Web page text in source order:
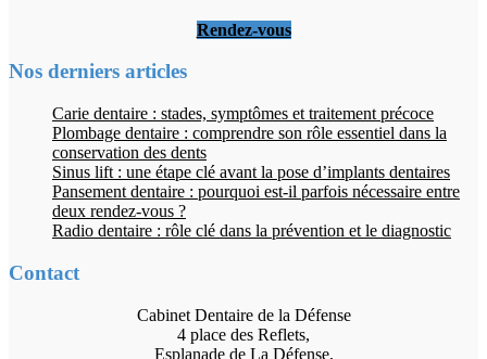
Rendez-vous
Nos derniers articles
Carie dentaire : stades, symptômes et traitement précoce
Plombage dentaire : comprendre son rôle essentiel dans la
conservation des dents
Sinus lift : une étape clé avant la pose d’implants dentaires
Pansement dentaire : pourquoi est-il parfois nécessaire entre
deux rendez-vous ?
Radio dentaire : rôle clé dans la prévention et le diagnostic
Contact
Cabinet Dentaire de la Défense
4 place des Reflets,
Esplanade de La Défense,